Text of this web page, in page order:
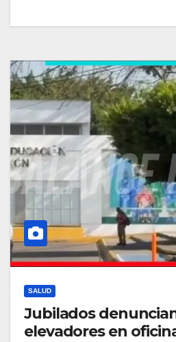
SALUD
Jubilados
elevadores en